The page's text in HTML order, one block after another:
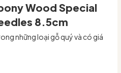
Wood Special
8.5cm
những loại gỗ quý và có giá